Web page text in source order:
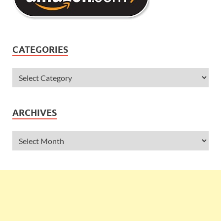
CATEGORIES
ARCHIVES